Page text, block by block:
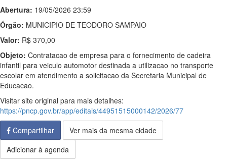
Abertura: 19/05/2026 23:59
Órgão: MUNICIPIO DE TEODORO SAMPAIO
Valor: R$ 370,00
Objeto: Contratacao de empresa para o fornecimento de cadeira
infantil para veiculo automotor destinada a utilizacao no transporte
escolar em atendimento a solicitacao da Secretaria Municipal de
Educacao.
Visitar site original para mais detalhes:
https://pncp.gov.br/app/editais/44951515000142/2026/77
Compartilhar
Ver mais da mesma cidade
Adicionar à agenda